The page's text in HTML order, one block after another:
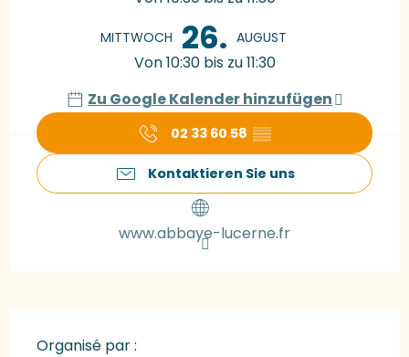
MITTWOCH 26. AUGUST
Von 10:30 bis zu 11:30
Zu Google Kalender hinzufügen
02 33 60 58 ▒▒
Kontaktieren Sie uns
www.abbaye-lucerne.fr
Organisé par :